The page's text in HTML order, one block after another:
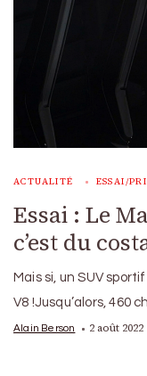
ACTUALITÉ ESSAI/
Essai : Le
c’est du
Mais si, un SUV
V8 !Jusqu’alors, 460
Alain Berson 2 août 2022